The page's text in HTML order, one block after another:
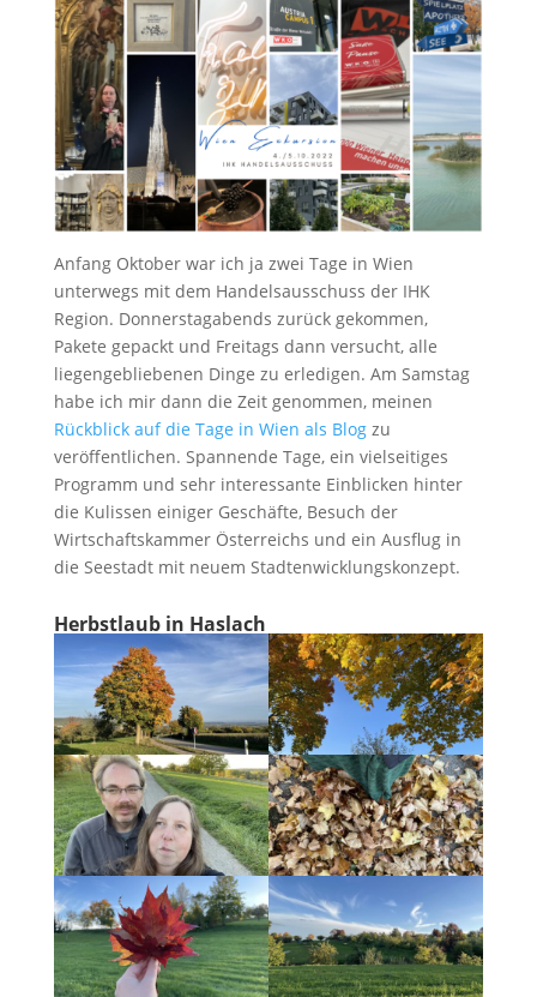
Anfang Oktober war ich ja zwei Tage in Wien
unterwegs mit dem Handelsausschuss der IHK
Region. Donnerstagabends zurück gekommen,
Pakete gepackt und Freitags dann versucht, alle
liegengebliebenen Dinge zu erledigen. Am Samstag
habe ich mir dann die Zeit genommen, meinen
Rückblick auf die Tage in Wien als Blogzu
veröffentlichen. Spannende Tage, ein vielseitiges
Programm und sehr interessante Einblicken hinter
die Kulissen einiger Geschäfte, Besuch der
Wirtschaftskammer Österreichs und ein Ausflug in
die Seestadt mit neuem Stadtenwicklungskonzept.
Herbstlaub in Haslach